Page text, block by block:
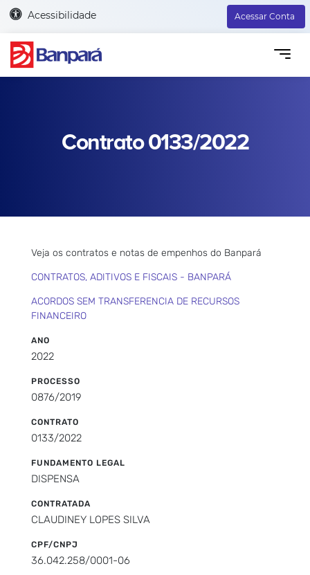
Acessibilidade Acessar Conta
Contrato 0133/2022
Veja os contratos e notas de empenhos do Banpará
CONTRATOS, ADITIVOS E FISCAIS - BANPARÁ
ACORDOS SEM TRANSFERENCIA DE RECURSOS
FINANCEIRO
ANO
2022
PROCESSO
0876/2019
CONTRATO
0133/2022
FUNDAMENTO LEGAL
DISPENSA
CONTRATADA
CLAUDINEY LOPES SILVA
CPF/CNPJ
36.042.258/0001-06